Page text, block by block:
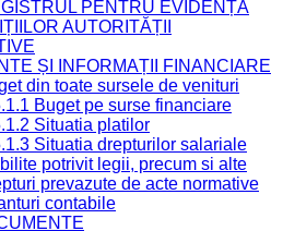
PENTRU EVIDENȚA
AUTORITĂȚII
ȘI INFORMAȚII FINANCIARE
din toate sursele de venituri
Buget pe surse financiare
Situatia platilor
Situatia drepturilor salariale
potrivit legii, precum si alte
prevazute de acte normative
contabile